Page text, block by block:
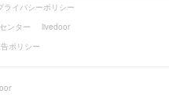
ライバシーポリシー
ンター
livedoor
ポリシー